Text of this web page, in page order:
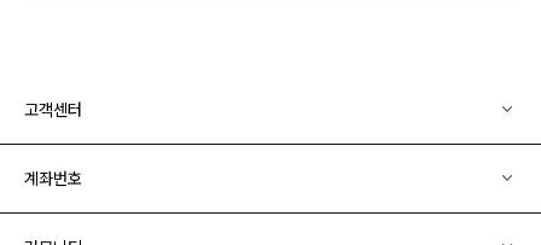
고객센터
계좌번호